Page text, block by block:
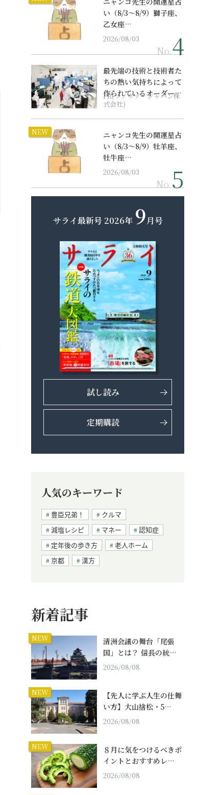
い（8/3～8/9）獅子座、
乙女座…
2026/08/03
No.
最先端の技術と技術者た
ちの熱い気持ちによって
作られているオーダーメ
イド補聴器
PR(ソノヴァ・ジャパン株
式会社)
NEW
ニャンコ先生の開運星占
い（8/3～8/9）牡羊座、
牡牛座…
2026/08/03
No.
サライ最新号 2026年 9月号
試し読み
定期購読
人気のキーワード
豊臣兄弟！
クルマ
減塩レシピ
マネー
認知症
定年後の歩き方
老人ホーム
京都
漢方
新着記事
NEW
清洲会議の舞台「尾張
国」とは？ 信長の統…
2026/08/08
NEW
【先人に学ぶ人生の仕舞
い方】大山捨松・5…
2026/08/08
NEW
８月に気をつけるべきポ
イントとおすすめレ…
2026/08/08